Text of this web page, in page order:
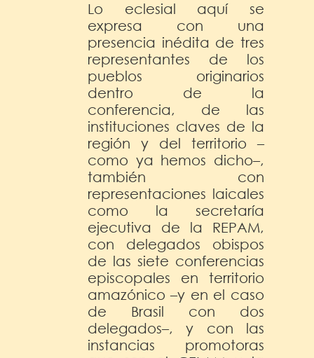
Lo eclesial aquí se
expresa con una
presencia inédita de tres
representantes de los
pueblos originarios
dentro de la
conferencia, de las
instituciones claves de la
región y del territorio –
como ya hemos dicho–,
también con
representaciones laicales
como la secretaría
ejecutiva de la REPAM,
con delegados obispos
de las siete conferencias
episcopales en territorio
amazónico –y en el caso
de Brasil con dos
delegados–, y con las
instancias promotoras